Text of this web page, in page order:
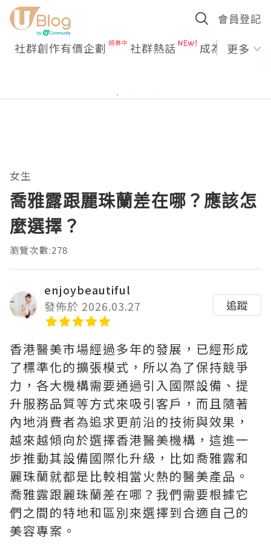
會員登記
社群創作有價企劃 社群熱話 成為U更多
女生
喬雅露跟麗珠蘭差在哪？應該怎
麼選擇？
瀏覽次數:278
enjoybeautiful
發佈於 2026.03.27
追蹤
香港醫美市場經過多年的發展，已經形成
了標準化的擴張模式，所以為了保持競爭
力，各大機構需要通過引入國際設備、提
升服務品質等方式來吸引客戶，而且隨著
內地消費者為追求更前沿的技術與效果，
越來越傾向於選擇香港醫美機構，這進一
步推動其設備國際化升級，比如喬雅露和
麗珠蘭就都是比較相當火熱的醫美產品。
喬雅露跟麗珠蘭差在哪？我們需要根據它
們之間的特地和區別來選擇到合適自己的
美容專案。